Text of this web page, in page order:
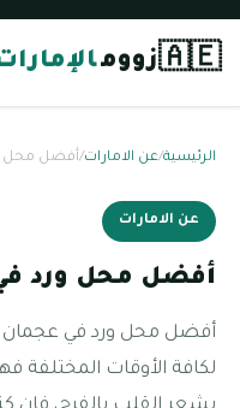
🇦🇪زووم
الرئيسية/عن الامارات/أفضل محل
عن الامارات
أفضل محل ورد
أفضل محل ورد في عجمان
لكافة الأوقات المختلفة